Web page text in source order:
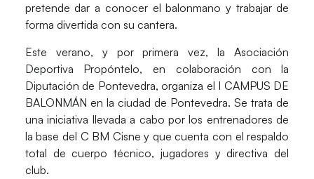
pretende dar a conocer el balonmano y trabajar de
forma divertida con su cantera.
Este verano, y por primera vez, la Asociación
Deportiva Propóntelo, en colaboración con la
Diputación de Pontevedra, organiza el I CAMPUS DE
BALONMÁN en la ciudad de Pontevedra. Se trata de
una iniciativa llevada a cabo por los entrenadores de
la base del C BM Cisne y que cuenta con el respaldo
total de cuerpo técnico, jugadores y directiva del
club.